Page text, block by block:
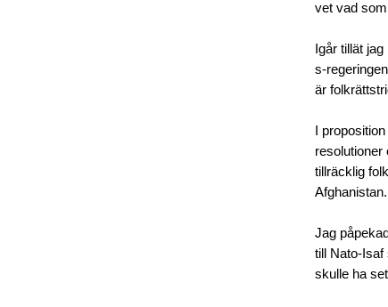
vet vad
Igår tillät
s-
är
I
resolutioner
tillräcklig
Afghanistan.
Jag
till Nato-Isaf
skulle ha